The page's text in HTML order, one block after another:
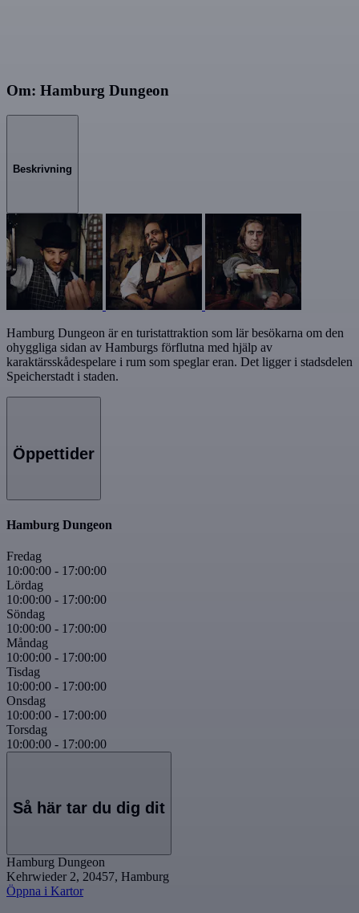
Om: Hamburg Dungeon
Beskrivning
Hamburg Dungeon är en turistattraktion som lär besökarna om den
ohyggliga sidan av Hamburgs förflutna med hjälp av
karaktärsskådespelare i rum som speglar eran. Det ligger i stadsdelen
Speicherstadt i staden.
Öppettider
Hamburg Dungeon
Fredag
10:00:00 - 17:00:00
Lördag
10:00:00 - 17:00:00
Söndag
10:00:00 - 17:00:00
Måndag
10:00:00 - 17:00:00
Tisdag
10:00:00 - 17:00:00
Onsdag
10:00:00 - 17:00:00
Torsdag
10:00:00 - 17:00:00
Så här tar du dig dit
Hamburg Dungeon
Kehrwieder 2, 20457, Hamburg
Öppna i Kartor